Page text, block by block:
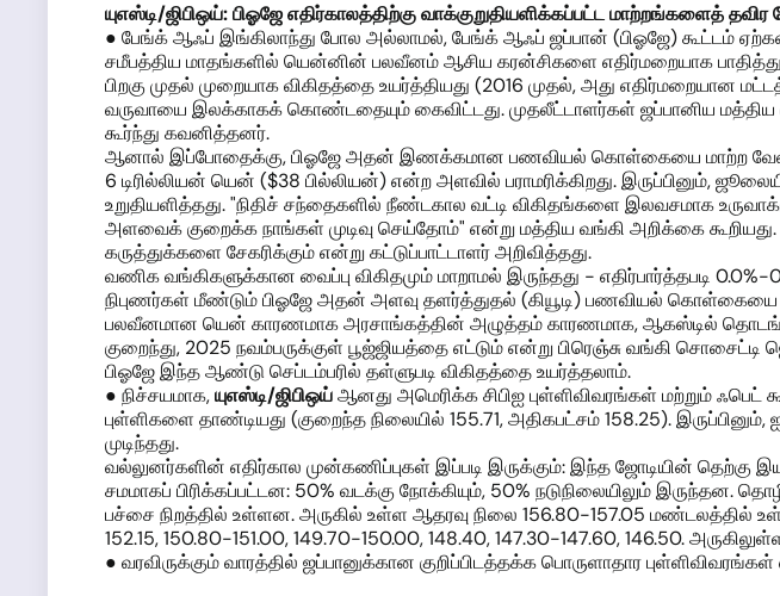
யுஎஸ்டி/ஜிபிஒய்:பிஓஜேஎதிர்காலத்திற்குவாக்குறுதியளிக்கப்பட்ட மாற்றங்களைத் தவிர
● பேங்க் ஆஃப் இங்கிலாந்து போல அல்லாமல், பேங்க் ஆஃப் ஜப்பான் (பிஓஜே) கூட்டம்
சமீபத்திய மாதங்களில் யென்னின் பலவீனம் ஆசிய கரன்சிகளை எதிர்மறையாக
பிறகு முதல் முறையாக விகிதத்தை உயர்த்தியது (2016 முதல், அது எதிர்மறையான
வருவாயை இலக்காகக் கொண்டதையும் கைவிட்டது. முதலீட்டாளர்கள் ஜப்பானிய மத்திய
கூர்ந்து கவனித்தனர்.
ஆனால் இப்போதைக்கு, பிஓஜே அதன் இணக்கமான பணவியல் கொள்கையை மாற்ற
6 டிரில்லியன் யென் ($38 பில்லியன்) என்ற அளவில் பராமரிக்கிறது. இருப்பினும்,
உறுதியளித்தது. "நிதிச் சந்தைகளில் நீண்டகால வட்டி விகிதங்களை இலவசமாக
அளவைக் குறைக்க நாங்கள் முடிவு செய்தோம்" என்று மத்திய வங்கி அறிக்கை கூறியது.
கருத்துக்களை சேகரிக்கும் என்று கட்டுப்பாட்டாளர் அறிவித்தது.
வணிக வங்கிகளுக்கான வைப்பு விகிதமும் மாறாமல் இருந்தது - எதிர்பார்த்தபடி
நிபுணர்கள் மீண்டும் பிஓஜே அதன் அளவு தளர்த்துதல் (கியூடி) பணவியல் கொள்கையை
பலவீனமான யென் காரணமாக அரசாங்கத்தின் அழுத்தம் காரணமாக, ஆகஸ்டில்
குறைந்து, 2025 நவம்பருக்குள் பூஜ்ஜியத்தை எட்டும் என்று பிரெஞ்சு வங்கி
பிஓஜே இந்த ஆண்டு செப்டம்பரில் தள்ளுபடி விகிதத்தை உயர்த்தலாம்.
● நிச்சயமாக,யுஎஸ்டி/ஜிபிஒய்ஆனது அமெரிக்க சிபிஐ புள்ளிவிவரங்கள் மற்றும்
புள்ளிகளை தாண்டியது (குறைந்த நிலையில் 155.71, அதிகபட்சம் 158.25).
முடிந்தது.
வல்லுனர்களின் எதிர்கால முன்கணிப்புகள் இப்படி இருக்கும்: இந்த ஜோடியின் தெற்கு
சமமாகப் பிரிக்கப்பட்டன: 50% வடக்கு நோக்கியும், 50% நடுநிலையிலும் இருந்தன.
பச்சை நிறத்தில் உள்ளன. அருகில் உள்ள ஆதரவு நிலை 156.80-157.05 மண்டலத்தில்
152.15, 150.80-151.00, 149.70-150.00, 148.40, 147.30-147.60, 146.50.
● வரவிருக்கும் வாரத்தில் ஜப்பானுக்கான குறிப்பிடத்தக்க பொருளாதார புள்ளிவிவரங்கள்